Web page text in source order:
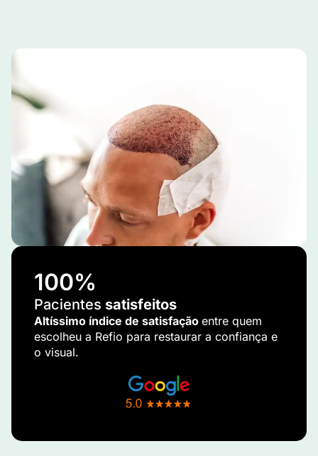
100%
Pacientes satisfeitos
Altíssimo índice de satisfação entre quem
escolheu a Refio para restaurar a confiança e
o visual.